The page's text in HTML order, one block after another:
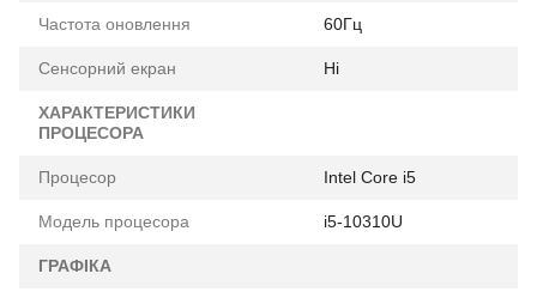
Частота оновлення 60Гц
Сенсорний екран Ні
ХАРАКТЕРИСТИКИ
ПРОЦЕСОРА
Процесор Intel Core i5
Модель процесора i5-10310U
ГРАФІКА